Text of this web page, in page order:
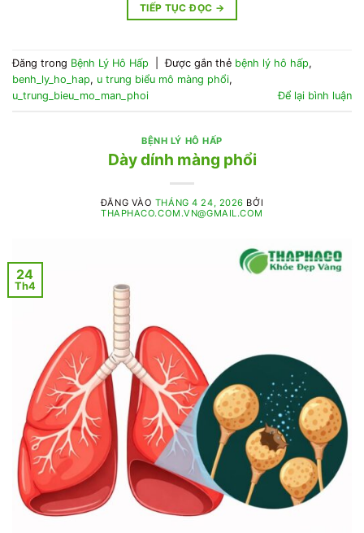
TIẾP TỤC ĐỌC →
Đăng trong Bệnh Lý Hô Hấp Được gắn thẻ bệnh lý hô hấp,
benh_ly_ho_hap, u trung biểu mô màng phổi,
u_trung_bieu_mo_man_phoi
Để lại bình luận
BỆNH LÝ HÔ HẤP
Dày dính màng phổi
ĐĂNG VÀO THÁNG 4 24, 2026 BỞI
THAPHACO.COM.VN@GMAIL.COM
24
Th4